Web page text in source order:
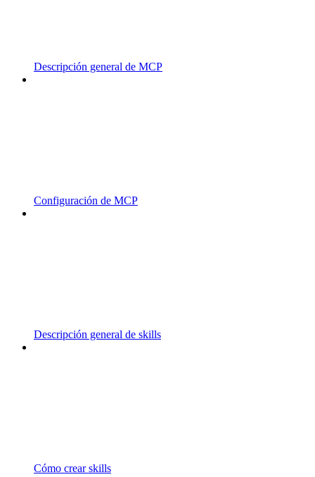
Descripción general de MCP
Configuración de MCP
Descripción general de skills
Cómo crear skills